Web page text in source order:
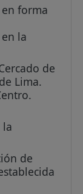
forma
la
de
Lima.
la
de